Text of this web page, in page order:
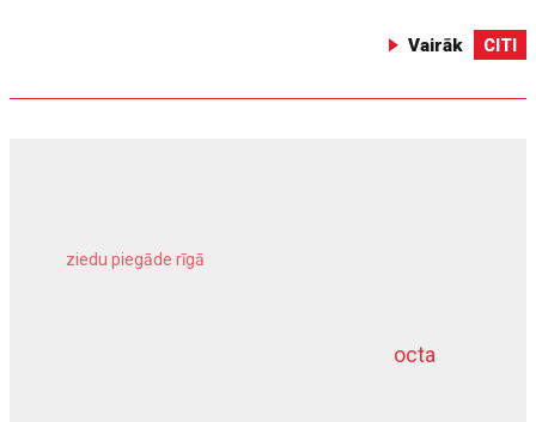
Vairāk CITI
octa
ziedu piegāde rīgā
dziļurbums